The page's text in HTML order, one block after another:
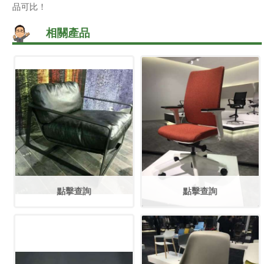
品可比！
相關產品
點擊查詢 點擊查詢